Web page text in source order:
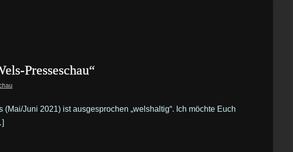
Presseschau“
Juni 2021) ist ausgesprochen „welshaltig“. Ich möchte Euch